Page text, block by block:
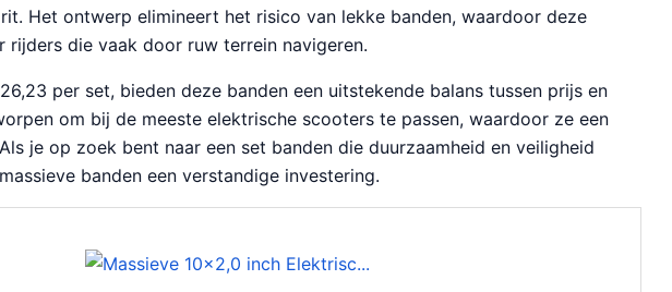
Het ontwerp elimineert het risico van lekke banden, waardoor deze
rijders die vaak door ruw terrein navigeren.
per set, bieden deze banden een uitstekende balans tussen prijs en
om bij de meeste elektrische scooters te passen, waardoor ze een
je op zoek bent naar een set banden die duurzaamheid en veiligheid
banden een verstandige investering.